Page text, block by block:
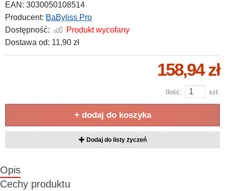
EAN: 3030050108514
Producent: BaByliss Pro
Dostępność:
Produkt wycofany
Dostawa od: 11,90 zł
158,94 zł
Ilość: szt.
+ dodaj do koszyka
Dodaj do listy życzeń
Opis
Cechy produktu